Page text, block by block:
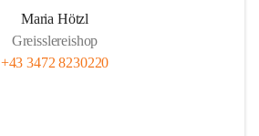
Maria Hötzl
Greisslereishop
+43 3472 8230220